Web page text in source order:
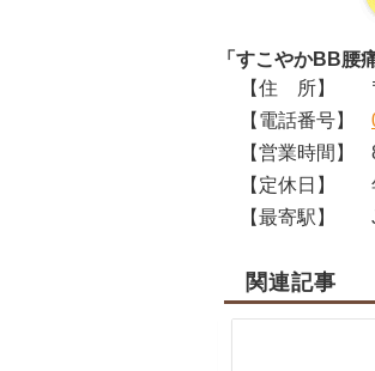
「すこやかBB腰
【住 所】
【電話番号】
【営業時間】
【定休日】
【最寄駅】
関連記事